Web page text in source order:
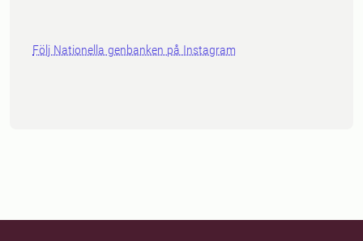
Följ Nationella genbanken på Instagram